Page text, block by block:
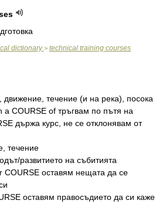
dictionary> technical training courses
движение, течение (и на река), посока
COURSE of тръгвам по пътя на
държа курс, не се отклонявам от
течение
развитието на събитията
COURSE оставям нещата да се
оставям правосъдието да си каже